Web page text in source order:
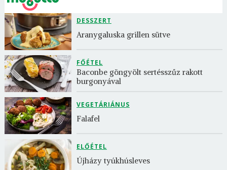
DESSZERT
Aranygaluska grillen sütve
FŐÉTEL
Baconbe göngyölt sertésszűz rakott
burgonyával
VEGETÁRIÁNUS
Falafel
ELŐÉTEL
Újházy tyúkhúsleves